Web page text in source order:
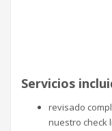
Servicios
revisado
nuestro check